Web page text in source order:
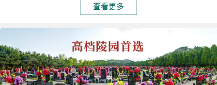
查看更多